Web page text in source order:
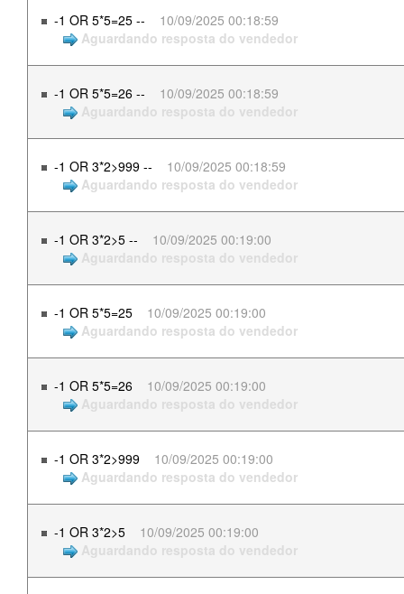
-1 OR 5*5=25 --
10/09/2025 00:18:59
Aguardando resposta do vendedor
-1 OR 5*5=26 --
10/09/2025 00:18:59
Aguardando resposta do vendedor
-1 OR 3*2>999 --
10/09/2025 00:18:59
Aguardando resposta do vendedor
-1 OR 3*2>5 --
10/09/2025 00:19:00
Aguardando resposta do vendedor
-1 OR 5*5=25
10/09/2025 00:19:00
Aguardando resposta do vendedor
-1 OR 5*5=26
10/09/2025 00:19:00
Aguardando resposta do vendedor
-1 OR 3*2>999
10/09/2025 00:19:00
Aguardando resposta do vendedor
-1 OR 3*2>5
10/09/2025 00:19:00
Aguardando resposta do vendedor